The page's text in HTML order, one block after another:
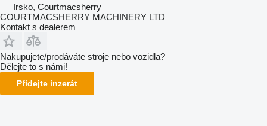
Irsko, Courtmacsherry
COURTMACSHERRY MACHINERY LTD
Kontakt s dealerem
Nakupujete/prodáváte stroje nebo vozidla?
Dělejte to s námi!
Přidejte inzerát